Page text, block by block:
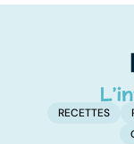
RECETTES